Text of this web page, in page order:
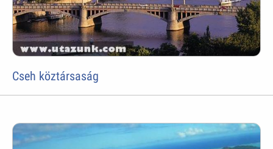
Cseh köztársaság